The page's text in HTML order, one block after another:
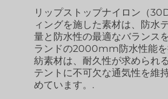
リップストップナイロン（
ィングを施した素材は、防水
量と防水性の最適なバランス
ランドの2000mm防水性能
紡素材は、耐久性が求められ
テントに不可欠な通気性を維
めています。.